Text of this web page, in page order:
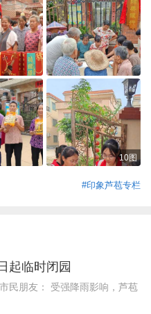
10图
#印象芦苞专栏
起临时闭园
民朋友： 受强降雨影响，芦苞